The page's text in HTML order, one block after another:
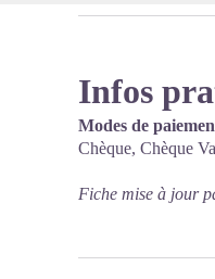
Infos
Modes de
Chèque, Chèque
Fiche mise à jour